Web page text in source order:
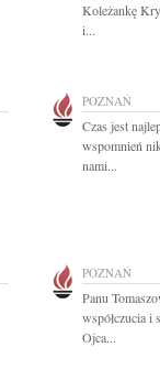
Koleżankę
i...
POZNAŃ
Czas jest
wspomnień
nami...
POZNAŃ
Panu
współczucia i
Ojca...